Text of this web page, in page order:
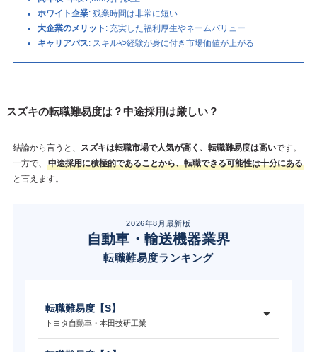
ホワイト企業: 残業時間は非常に短い
大企業のメリット : 充実した福利厚生やネームバリュー
キャリアパス: スキルや経験が身に付き市場価値が上がる
スズキの転職難易度は？中途採用は厳しい？
結論から言うと、 スズキは転職市場で人気が高く、転職難易度は高いです。
一方で、
中途採用に積極的であることから、転職できる可能性は十分にある
と言えます。
2026年8月最新版
自動車・輸送機器業界
転職難易度ランキング
転職難易度【S】
トヨタ自動車・本田技研工業